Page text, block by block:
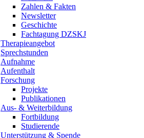
Zahlen & Fakten
Newsletter
Geschichte
Fachtagung DZSKJ
Therapieangebot
Sprechstunden
Aufnahme
Aufenthalt
Forschung
Projekte
Publikationen
Aus- & Weiterbildung
Fortbildung
Studierende
Unterstützung & Spende